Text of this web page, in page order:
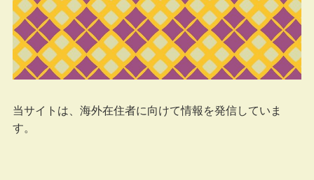
当サイトは、海外在住者に向けて情報を発信していま
す。